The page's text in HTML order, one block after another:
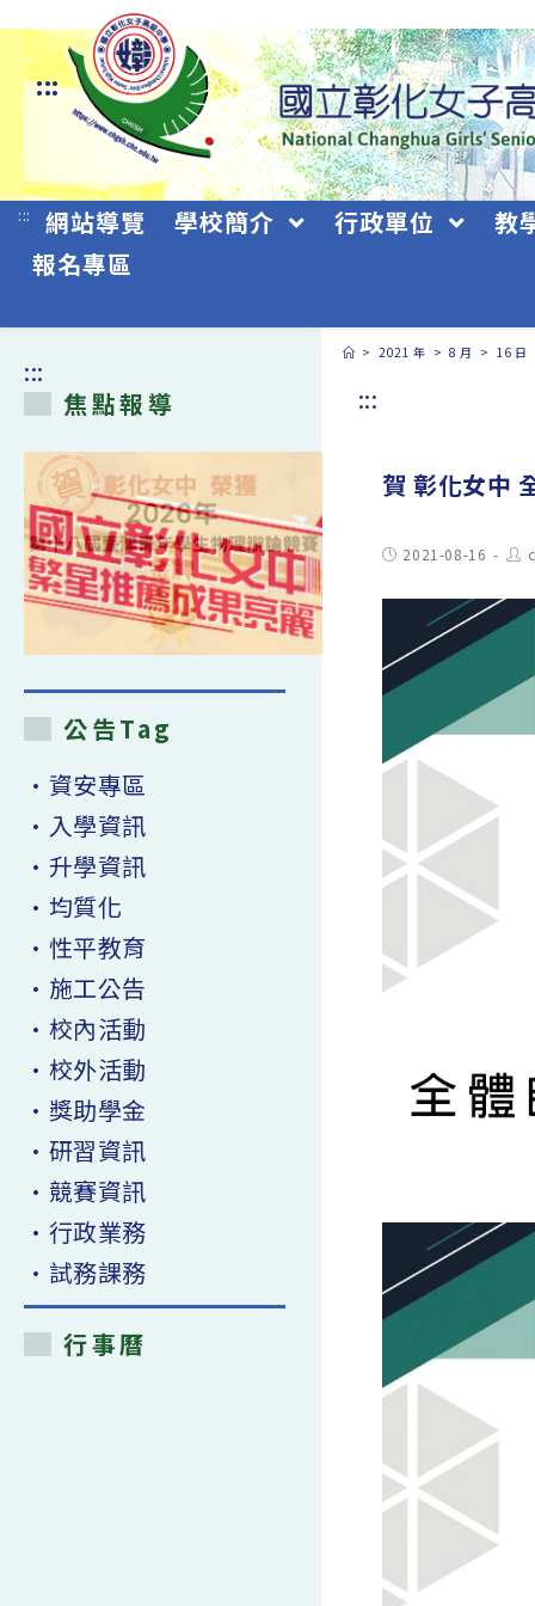
跳
要
:::
::: 網站導覽 學校簡介 行政單位
教
報名專區
> 2021 年 > 8 月 > 16 日
:::
賀 彰化女中
Post2021-08-16
:::
焦點報導
公告Tag
•資安專區
•入學資訊
•升學資訊
•均質化
•性平教育
•施工公告
•校內活動
•校外活動
•獎助學金
•研習資訊
•競賽資訊
•行政業務
•試務課務
行事曆